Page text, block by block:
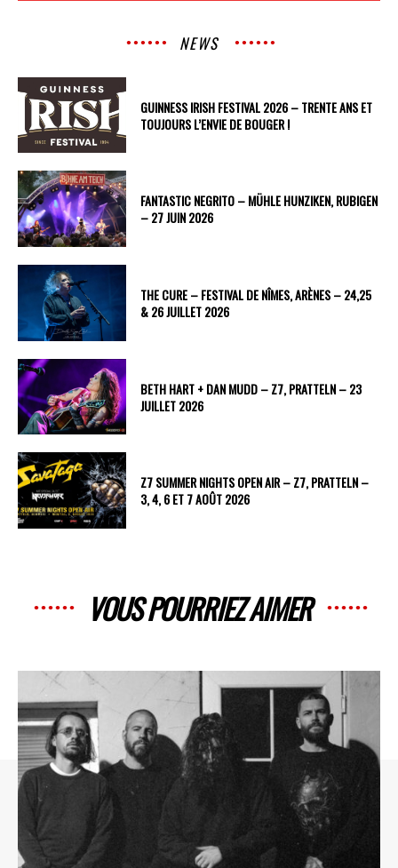
NEWS
GUINNESS IRISH FESTIVAL 2026 – TRENTE ANS ET
TOUJOURS L’ENVIE DE BOUGER !
FANTASTIC NEGRITO – MÜHLE HUNZIKEN, RUBIGEN
– 27 JUIN 2026
THE CURE – FESTIVAL DE NÎMES, ARÈNES – 24,25
& 26 JUILLET 2026
BETH HART + DAN MUDD – Z7, PRATTELN – 23
JUILLET 2026
Z7 SUMMER NIGHTS OPEN AIR – Z7, PRATTELN –
3, 4, 6 ET 7 AOÛT 2026
VOUS POURRIEZ AIMER